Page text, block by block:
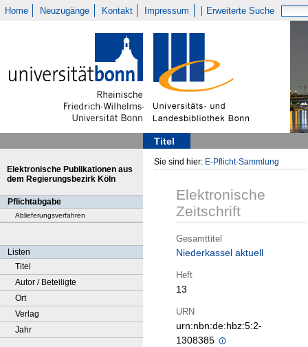
Home Neuzugänge Kontakt Impressum Erweiterte Suche
Titel
Elektronische Publikationen aus
dem Regierungsbezirk Köln
Pflichtabgabe
Ablieferungsverfahren
Listen
Titel
Autor / Beteiligte
Ort
Verlag
Jahr
Sie sind hier: E-Pflicht-Sammlung
Elektronische
Zeitschrift
Gesamttitel
Niederkassel aktuell
Heft
13
URN
urn:nbn:de:hbz:5:2-
1308385